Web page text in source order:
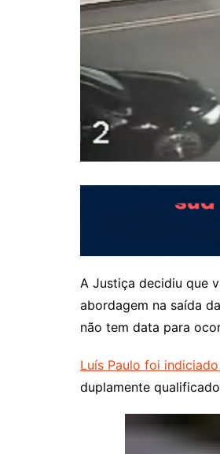
A Justiça decidiu que
abordagem na saída
não tem data para
Luís Paulo foi
duplamente